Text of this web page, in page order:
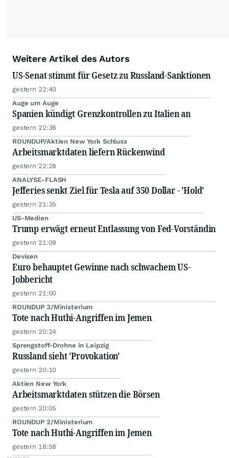
Weitere Artikel des Autors
US-Senat stimmt für Gesetz zu Russland-Sanktionen
gestern 22:40
Auge um Auge
Spanien kündigt Grenzkontrollen zu Italien an
gestern 22:36
ROUNDUP/Aktien New York Schluss
Arbeitsmarktdaten liefern Rückenwind
gestern 22:28
ANALYSE-FLASH
Jefferies senkt Ziel für Tesla auf 350 Dollar - 'Hold'
gestern 21:35
US-Medien
Trump erwägt erneut Entlassung von Fed-Vorständin
gestern 21:09
Devisen
Euro behauptet Gewinne nach schwachem US-
Jobbericht
gestern 21:00
ROUNDUP 3/Ministerium
Tote nach Huthi-Angriffen im Jemen
gestern 20:24
Sprengstoff-Drohne in Leipzig
Russland sieht 'Provokation'
gestern 20:10
Aktien New York
Arbeitsmarktdaten stützen die Börsen
gestern 20:05
ROUNDUP 2/Ministerium
Tote nach Huthi-Angriffen im Jemen
gestern 18:58